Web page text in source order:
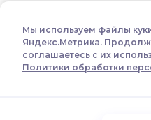
Мы используем файлы
Яндекс.Метрика.
соглашаетесь с их
Политики обработки
Лицензионное